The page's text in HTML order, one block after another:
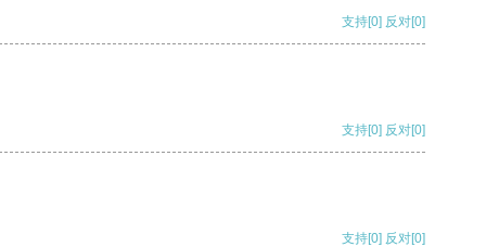
支持[0] 反对[0]
支持[0] 反对[0]
支持[0] 反对[0]